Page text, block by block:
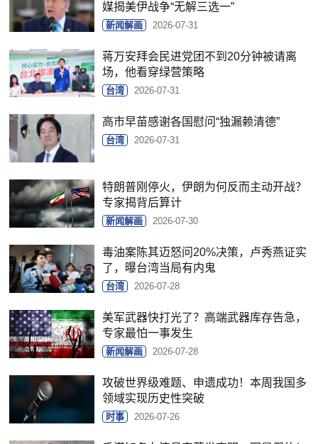
媒揭美伊战争“无解三选一”
新闻解画 2026-07-31
蒋万安拜会民进党团不到20分钟被请离
场，他看穿绿营策略
台湾 2026-07-31
高市早苗感谢各国慰问“独漏赖清德”
台湾 2026-07-31
特朗普刚停火，伊朗为何反而主动开战？
专家揭背后算计
新闻解画 2026-07-30
毒油案陈其迈怒问20%决策，卢秀燕证实
了，曝台湾当局有内鬼
台湾 2026-07-28
美军武器快打光了？高端武器库存告急，
专家最怕一事发生
新闻解画 2026-07-28
攻破世界级难题、申遗成功！本周我国多
领域实现历史性突破
时事 2026-07-26